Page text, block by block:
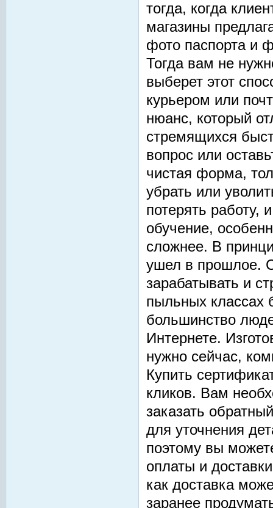
тогда, когда
магазины
фото паспорта и
Тогда вам не
выберет этот
курьером или
нюанс, который
стремящихся
вопрос или
чистая форма,
убрать или
потерять работу,
обучение,
сложнее. В
ушел в прошлое.
зарабатывать и
пыльных классах
большинство
Интернете.
нужно сейчас,
Купить
кликов. Вам
заказать
для уточнения
поэтому вы
оплаты и
как доставка
заранее